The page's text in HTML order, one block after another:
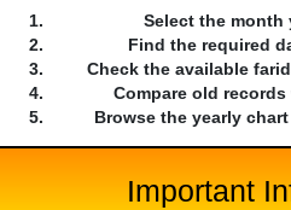
Select the month
Find the required
Check the available
Compare old
Browse the yearly
Important